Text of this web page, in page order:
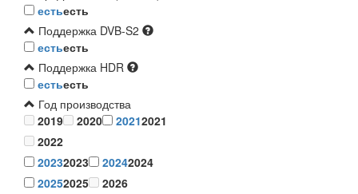
естьесть
Поддержка DVB-S2
естьесть
Поддержка HDR
естьесть
Год производства
2019
2020 20212021
2022
20232023 20242024
20252025
2026